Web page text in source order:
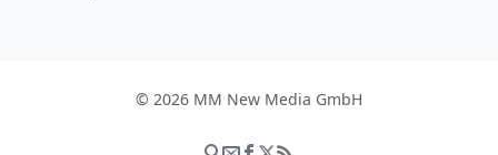
© 2026 MM New Media GmbH